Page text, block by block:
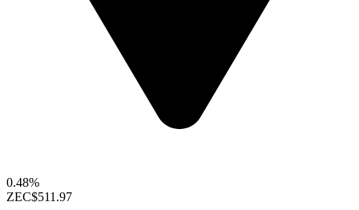
0.48%
ZEC$511.97